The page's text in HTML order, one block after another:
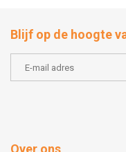
Blijf op de hoogte
Over ons